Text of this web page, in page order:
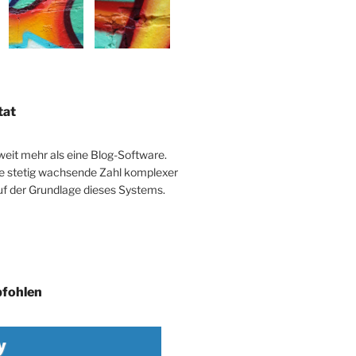
mehr als eine Blog-Software.
stetig wachsende Zahl komplexer
der Grundlage dieses Systems.